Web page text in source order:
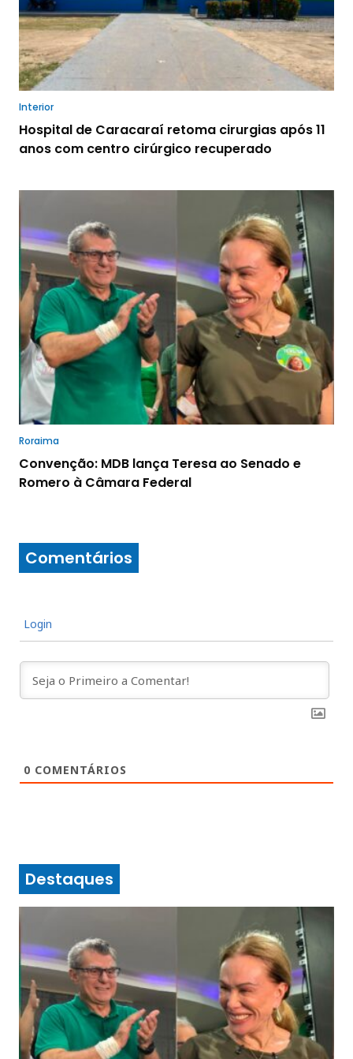
Interior
Hospital de Caracaraí retoma cirurgias após 11
anos com centro cirúrgico recuperado
Roraima
Convenção: MDB lança Teresa ao Senado e
Romero à Câmara Federal
Comentários
Login
0 COMENTÁRIOS
Destaques